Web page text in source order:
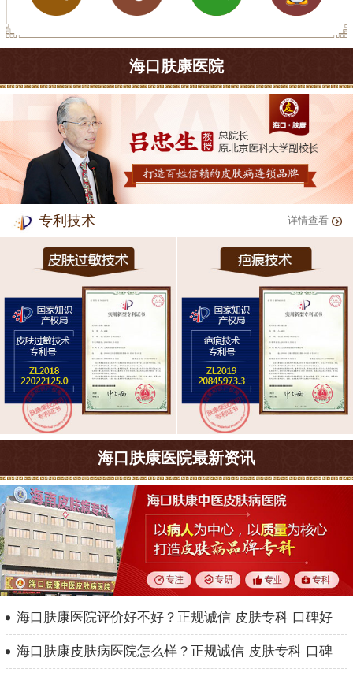
海口肤康医院
专利技术 详情查看
海口肤康医院最新资讯
海口肤康医院评价好不好？正规诚信 皮肤专科 口碑好
海口肤康皮肤病医院怎么样？正规诚信 皮肤专科 口碑